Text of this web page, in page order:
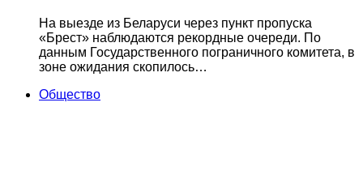
На выезде из Беларуси через пункт пропуска
«Брест» наблюдаются рекордные очереди. По
данным Государственного пограничного комитета, в
зоне ожидания скопилось…
Общество